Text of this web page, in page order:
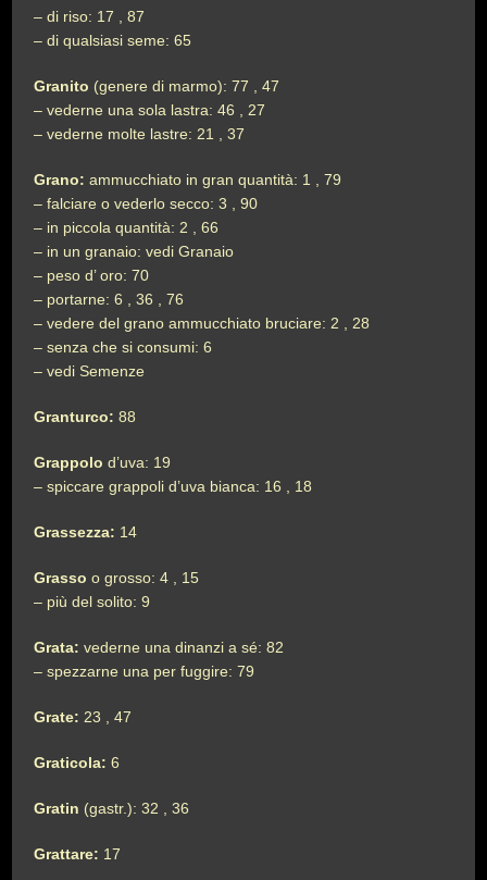
– di riso: 17 , 87
– di qualsiasi seme: 65
Granito (genere di marmo): 77 , 47
– vederne una sola lastra: 46 , 27
– vederne molte lastre: 21 , 37
Grano:ammucchiato in gran quantità: 1 , 79
– falciare o vederlo secco: 3 , 90
– in piccola quantità: 2 , 66
– in un granaio: vedi Granaio
– peso d’ oro: 70
– portarne: 6 , 36 , 76
– vedere del grano ammucchiato bruciare: 2 , 28
– senza che si consumi: 6
– vedi Semenze
Granturco: 88
Grappolo d’uva: 19
– spiccare grappoli d’uva bianca: 16 , 18
Grassezza: 14
Grassoo grosso: 4 , 15
– più del solito: 9
Grata: vederne una dinanzi a sé: 82
– spezzarne una per fuggire: 79
Grate: 23 , 47
Graticola:6
Gratin (gastr.): 32 , 36
Grattare: 17